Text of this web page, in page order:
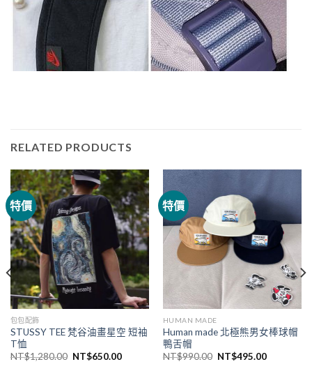
RELATED PRODUCTS
特價
包包配飾
STUSSY TEE 梵谷油畫星空 短袖
T恤
NT$1,280.00 NT$650.00
特價
HUMAN MADE
Human made 北極熊男女棒球帽
鴨舌帽
NT$990.00 NT$495.00